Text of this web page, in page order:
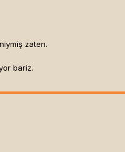
zaten.
bariz.